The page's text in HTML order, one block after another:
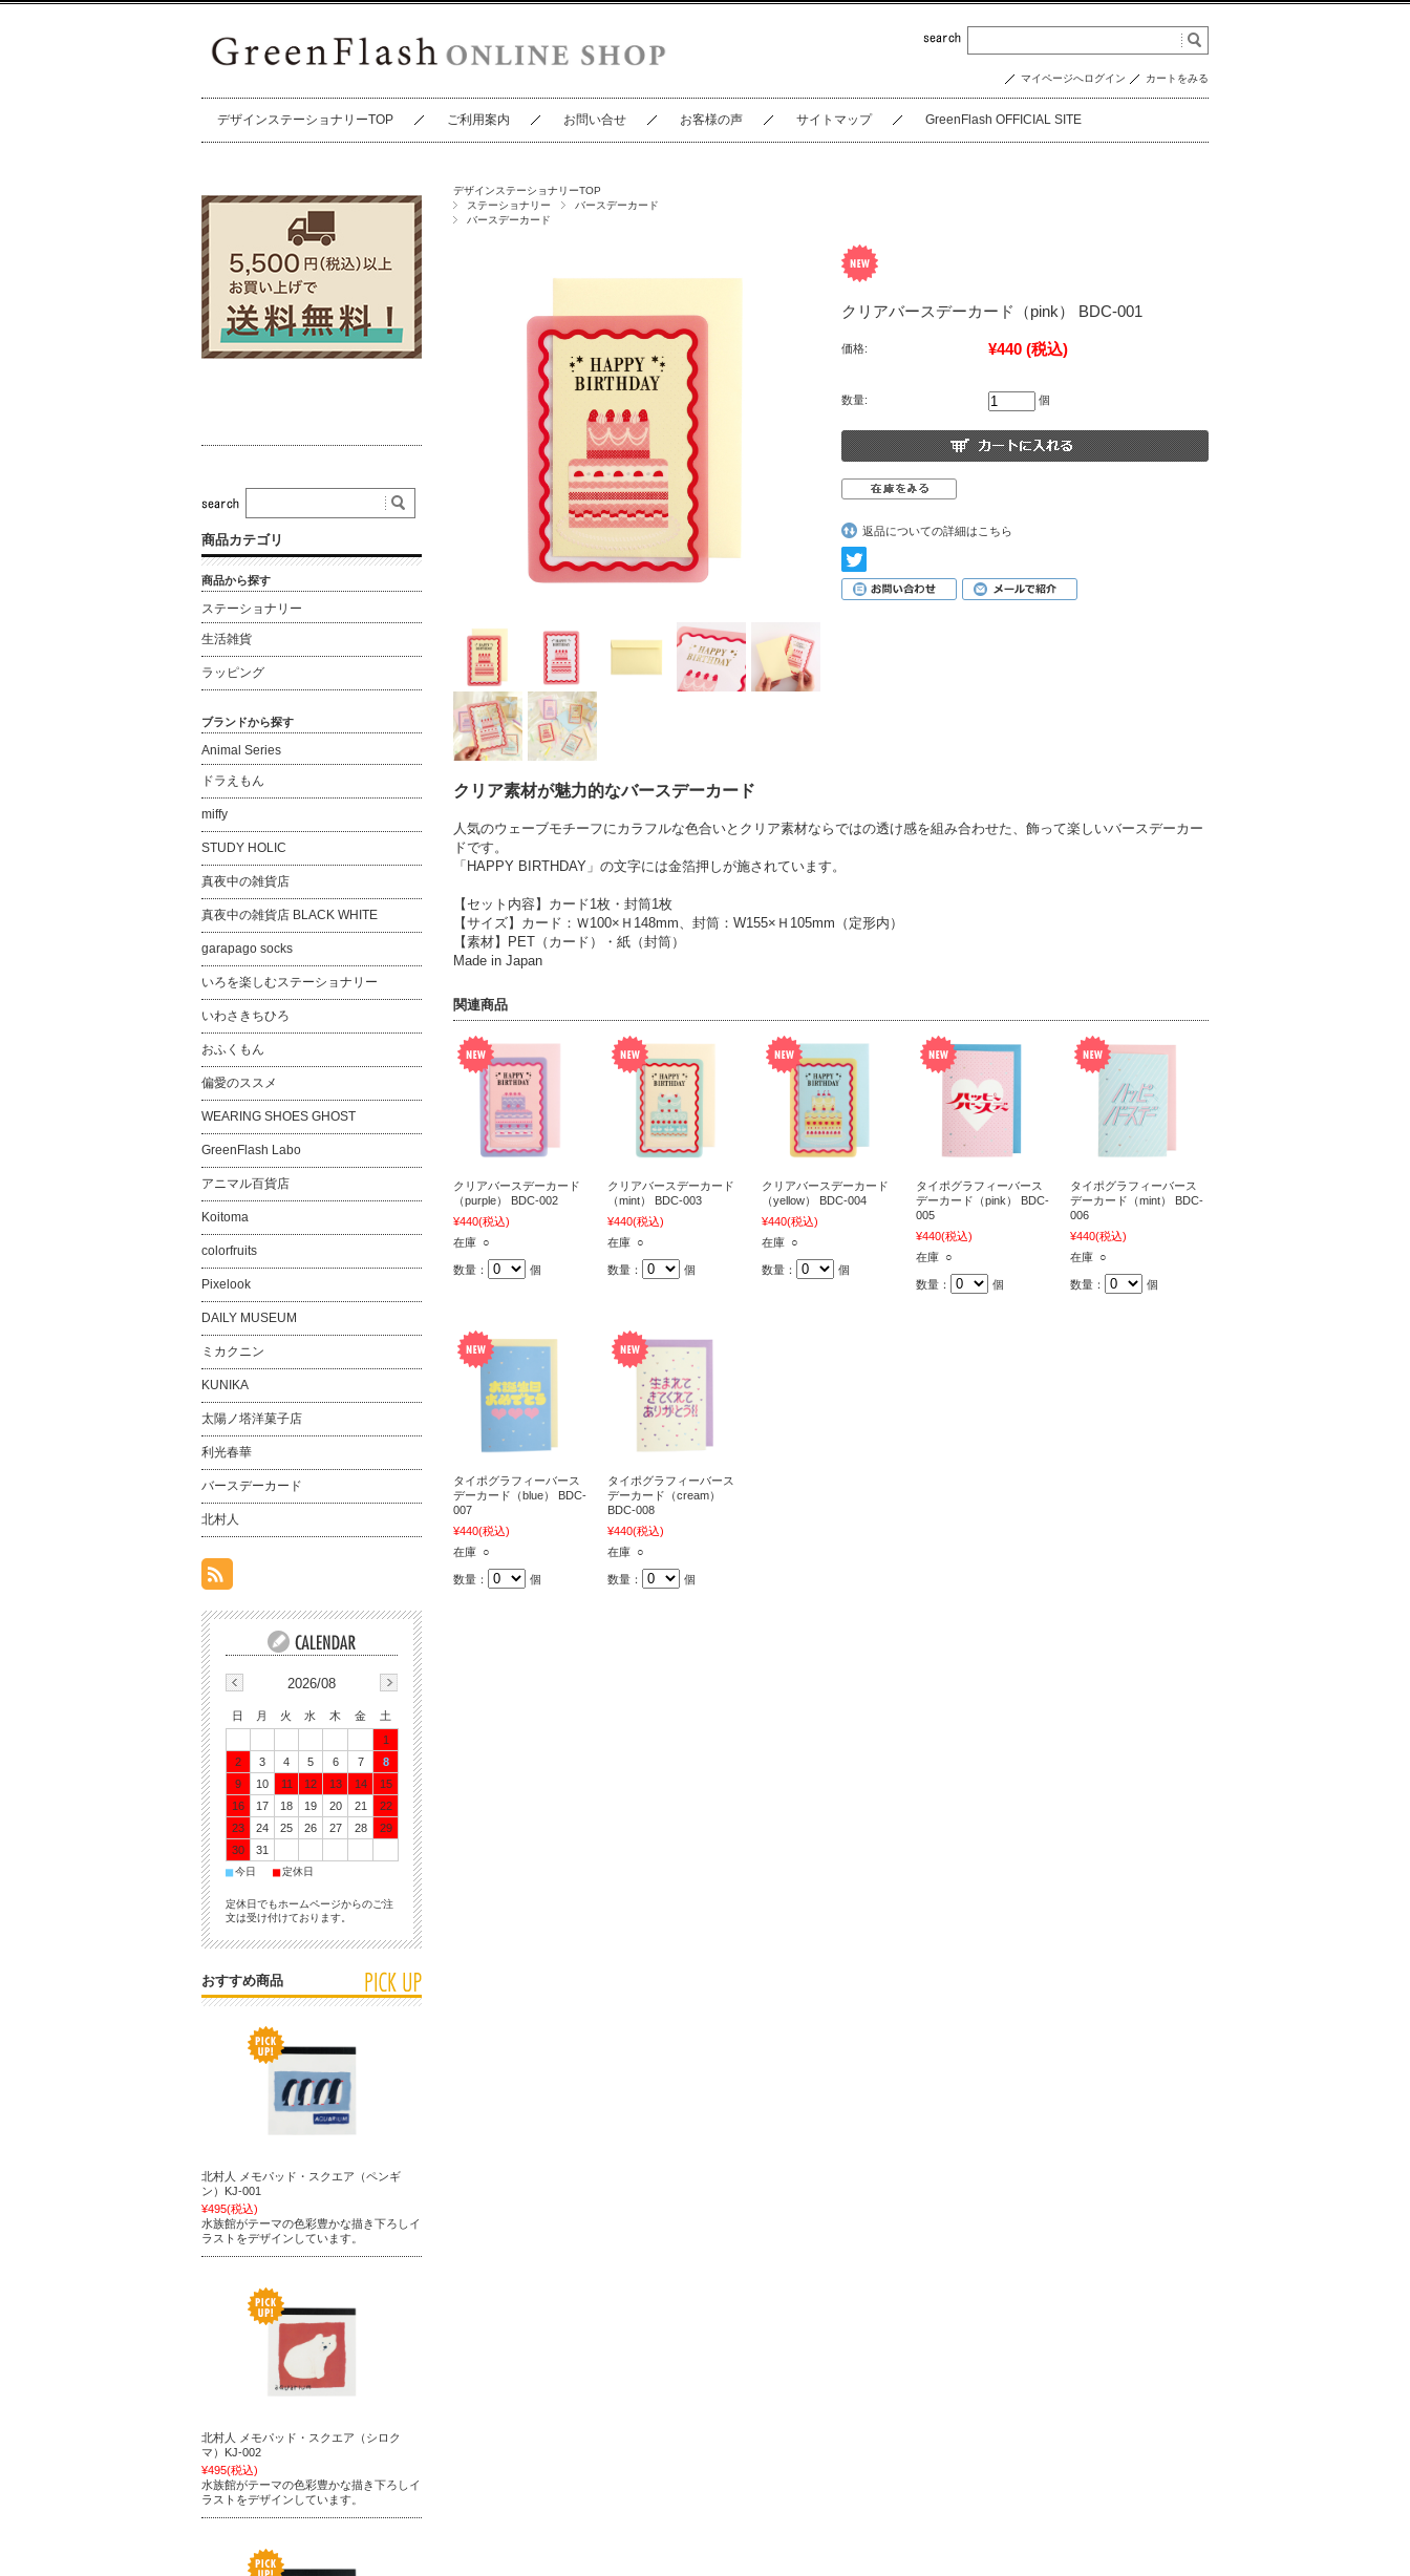
マイページへログイン カートをみる
デザインステーショナリーTOP ご利用案内 お問い合せ お客様の声 サイトマップ GreenFlash OFFICIAL SITE
デザインステーショナリーTOP
ステーショナリー
バースデーカード
バースデーカード
クリアバースデーカード（pink） BDC-001
価格: ¥440 (税込)
数量: 個
返品についての詳細はこちら
クリア素材が魅力的なバースデーカード
人気のウェーブモチーフにカラフルな色合いとクリア素材ならではの透け感を組み合わせた、飾って楽しいバースデーカー
ドです。
「HAPPY BIRTHDAY」の文字には金箔押しが施されています。
【セット内容】カード1枚・封筒1枚
【サイズ】カード：Ｗ100×Ｈ148mm、封筒：W155×Ｈ105mm（定形内）
【素材】PET（カード）・紙（封筒）
Made in Japan
関連商品
クリアバースデーカード
（purple） BDC-002
¥440(税込)
在庫 ○
数量： 個
クリアバースデーカード
（mint） BDC-003
¥440(税込)
在庫 ○
数量： 個
クリアバースデーカード
（yellow） BDC-004
¥440(税込)
在庫 ○
数量： 個
タイポグラフィーバース
デーカード（pink） BDC-
005
¥440(税込)
在庫 ○
数量： 個
タイポグラフィーバース
デーカード（mint） BDC-
006
¥440(税込)
在庫 ○
数量： 個
タイポグラフィーバース
デーカード（blue） BDC-
007
¥440(税込)
在庫 ○
数量： 個
タイポグラフィーバース
デーカード（cream）
BDC-008
¥440(税込)
在庫 ○
数量： 個
商品カテゴリ
商品から探す
ステーショナリー
生活雑貨
ラッピング
ブランドから探す
Animal Series
ドラえもん
miffy
STUDY HOLIC
真夜中の雑貨店
真夜中の雑貨店 BLACK WHITE
garapago socks
いろを楽しむステーショナリー
いわさきちひろ
おふくもん
偏愛のススメ
WEARING SHOES GHOST
GreenFlash Labo
アニマル百貨店
Koitoma
colorfruits
Pixelook
DAILY MUSEUM
ミカクニン
KUNIKA
太陽ノ塔洋菓子店
利光春華
バースデーカード
北村人
2026/08
日 月 火 水 木 金
土
1
2
3 4 5 6 7
8
9
10 11 12 13 14
15
16
17 18 19 20 21
22
23
24 25 26 27 28
29
30
31
■今日 ■定休日
定休日でもホームページからのご注
文は受け付けております。
おすすめ商品
北村人 メモパッド・スクエア（ペンギ
ン）KJ-001
¥495(税込)
水族館がテーマの色彩豊かな描き下ろしイ
ラストをデザインしています。
北村人 メモパッド・スクエア（シロク
マ）KJ-002
¥495(税込)
水族館がテーマの色彩豊かな描き下ろしイ
ラストをデザインしています。